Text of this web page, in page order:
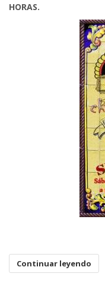
HORAS.
Continuar leyendo